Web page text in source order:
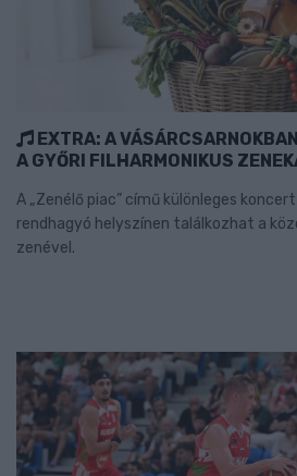
EXTRA: A
A GYŐRI FILHARMONIKUS
A „Zenélő piac” című különleges
rendhagyó helyszínen találkozhat a
zenével.